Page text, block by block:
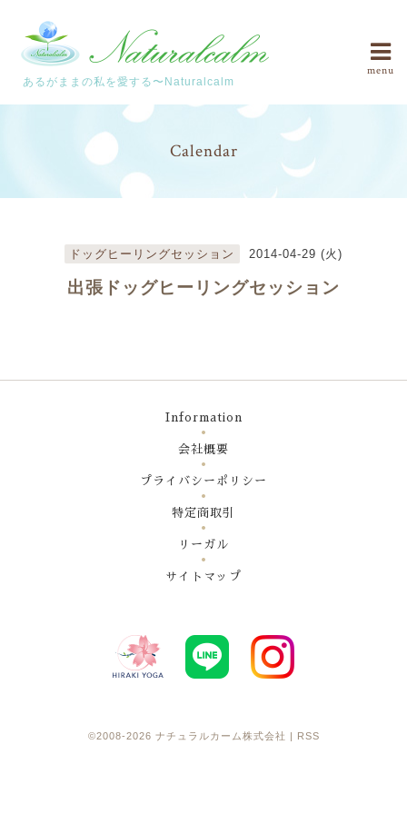
あるがままの私を愛する〜Naturalcalm
menu
Calendar
ドッグヒーリングセッション 2014-04-29 (火)
出張ドッグヒーリングセッション
Information
会社概要
プライバシーポリシー
特定商取引
リーガル
サイトマップ
©2008-2026 ナチュラルカーム株式会社 RSS